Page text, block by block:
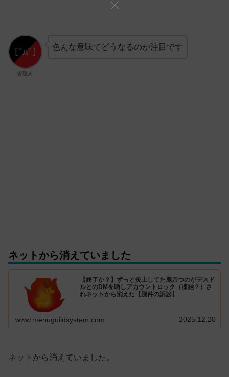
管理人
色んな意味でどうなるのか注目です
ネットから消えていました
【終了か？】ずっと炎上してた鹿乃つのがデスド
ルとのDMを晒しアカウントロック（凍結？）さ
れネットから消えた【別件の訴訟】
www.menuguildsystem.com 2025.12.20
ネットから消えていました。